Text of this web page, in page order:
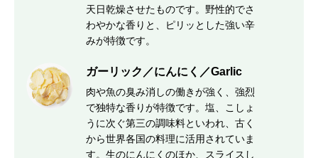
天日乾燥させたものです。野性的でさ
わやかな香りと、ピリッとした強い辛
みが特徴です。
ガーリック／にんにく／Garlic
肉や魚の臭み消しの働きが強く、強烈
で独特な香りが特徴です。塩、こしょ
うに次ぐ第三の調味料といわれ、古く
から世界各国の料理に活用されていま
す。生のにんにくのほか、スライスし